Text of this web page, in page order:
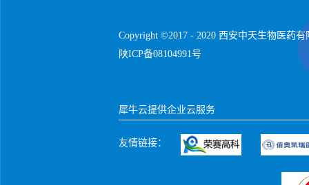
Copyright ©2017 - 2020 西安中天生物医药有
陕ICP备08104991号
犀牛云提供企业云服务
友情链接：